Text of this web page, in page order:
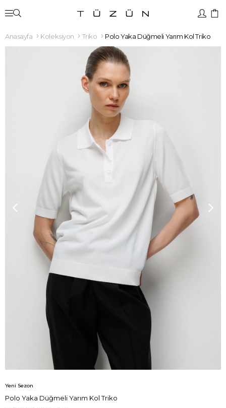
Anasayfa Koleksiyon Triko Polo Yaka Düğmeli Yarım Kol Triko
Yeni Sezon
Polo Yaka Düğmeli Yarım Kol Triko